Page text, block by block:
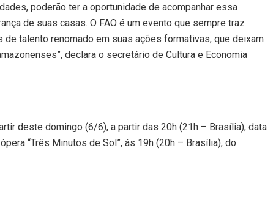
poderão ter a oportunidade de acompanhar essa
de suas casas. O FAO é um evento que sempre traz
talento renomado em suas ações formativas, que deixam
declara o secretário de Cultura e Economia
deste domingo (6/6), a partir das 20h (21h – Brasília), data
“Três Minutos de Sol”, ás 19h (20h – Brasília), do